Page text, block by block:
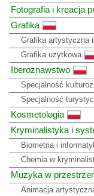
Fotografia i kreacja
Grafika
Grafika artystyczna
Grafika użytkowa
Iberoznawstwo
Specjalność
Specjalność
Kosmetologia
Kryminalistyka i
Biometria i
Chemia w
Muzyka w
Animacja